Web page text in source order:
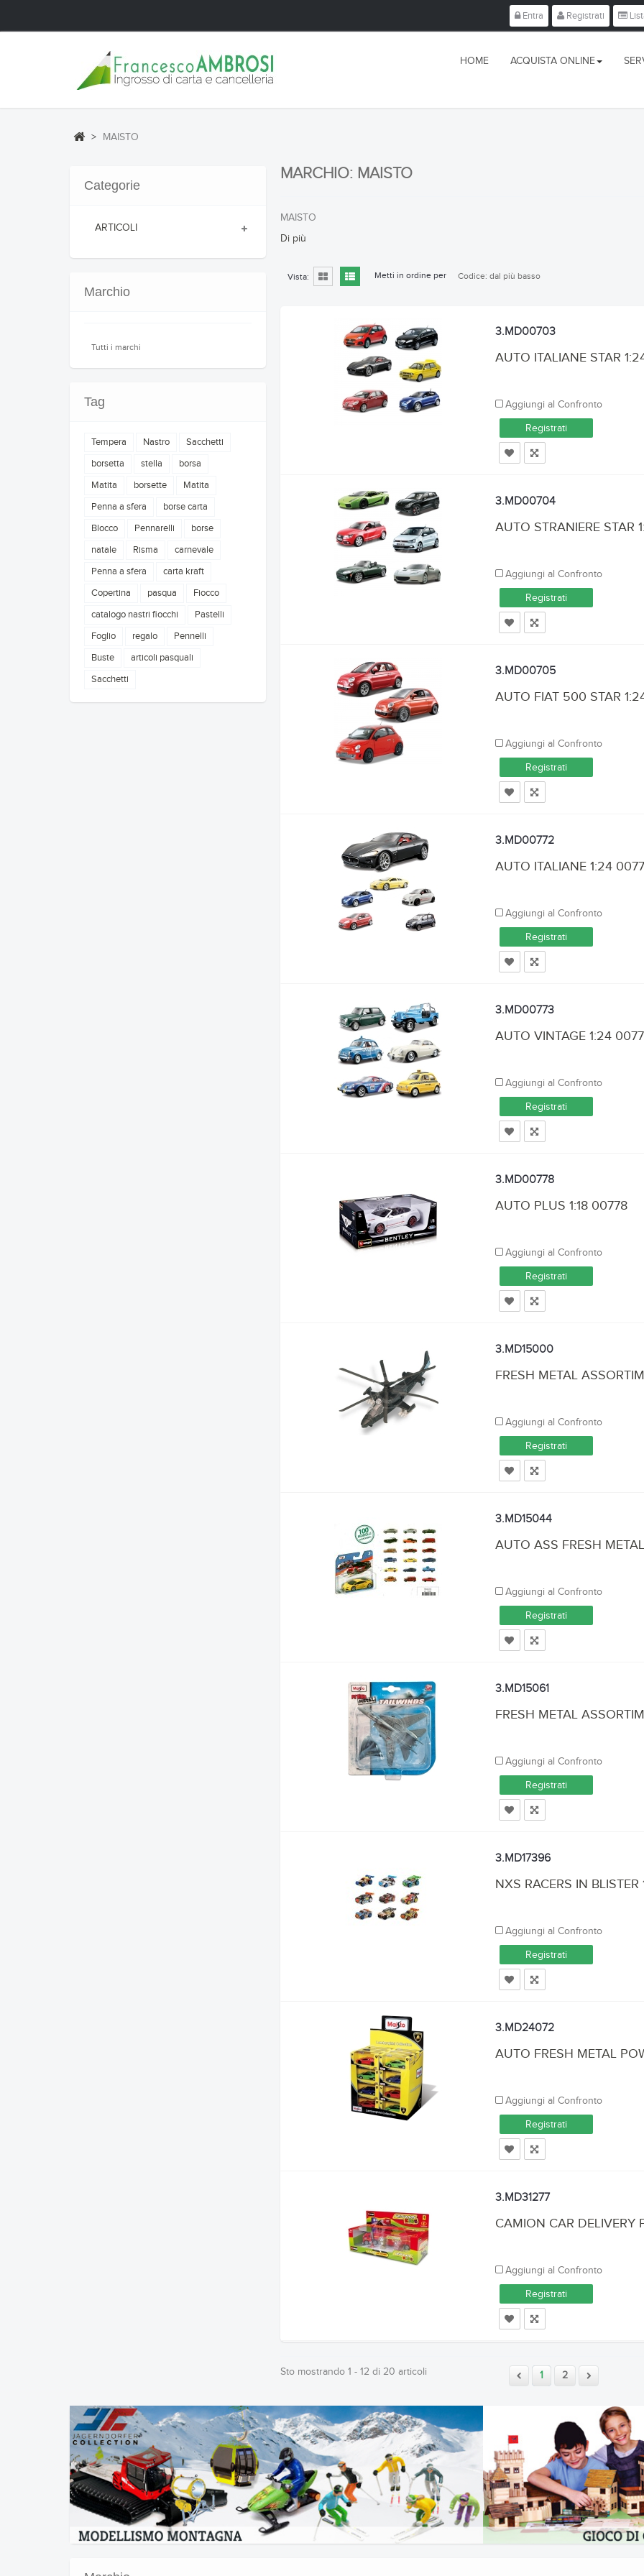
Entra Registrati
HOME ACQUISTA ONLINE
> MAISTO
Categorie
ARTICOLI
Marchio
Tutti i marchi
Tag
Tempera Nastro
Sacchetti
borsetta
stella
borsa
Matita
borsette
Matita
Penna a sfera
borse carta
Blocco
Pennarelli
borse
natale
Risma
carnevale
Penna a sfera
carta kraft
Copertina
pasqua
Fiocco
catalogo nastri fiocchi
Pastelli
Foglio
regalo
Pennelli
Buste
articoli pasquali
Sacchetti
MARCHIO: MAISTO
MAISTO
Di più
Vista: Metti in ordine per Codice: dal più basso
3.MD00703
AUTO ITALIANE STAR
Aggiungi al Confronto
Registrati
3.MD00704
AUTO STRANIERE STAR
Aggiungi al Confronto
Registrati
3.MD00705
AUTO FIAT 500 STAR
Aggiungi al Confronto
Registrati
3.MD00772
AUTO ITALIANE 1:24
Aggiungi al Confronto
Registrati
3.MD00773
AUTO VINTAGE 1:24
Aggiungi al Confronto
Registrati
3.MD00778
AUTO PLUS 1:18 00778
Aggiungi al Confronto
Registrati
3.MD15000
FRESH METAL
Aggiungi al Confronto
Registrati
3.MD15044
AUTO ASS FRESH
Aggiungi al Confronto
Registrati
3.MD15061
FRESH METAL
Aggiungi al Confronto
Registrati
3.MD17396
NXS RACERS IN
Aggiungi al Confronto
Registrati
3.MD24072
AUTO FRESH METAL
Aggiungi al Confronto
Registrati
3.MD31277
CAMION CAR DELIVERY
Aggiungi al Confronto
Registrati
1 2
Sto mostrando 1 - 12 di 20 articoli